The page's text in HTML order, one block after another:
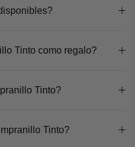
Tinto como regalo?
Tinto?
Tinto?